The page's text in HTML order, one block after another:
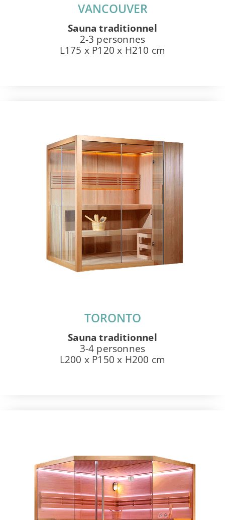
VANCOUVER
Sauna traditionnel
2-3 personnes
L175 x P120 x H210 cm
TORONTO
Sauna traditionnel
3-4 personnes
L200 x P150 x H200 cm